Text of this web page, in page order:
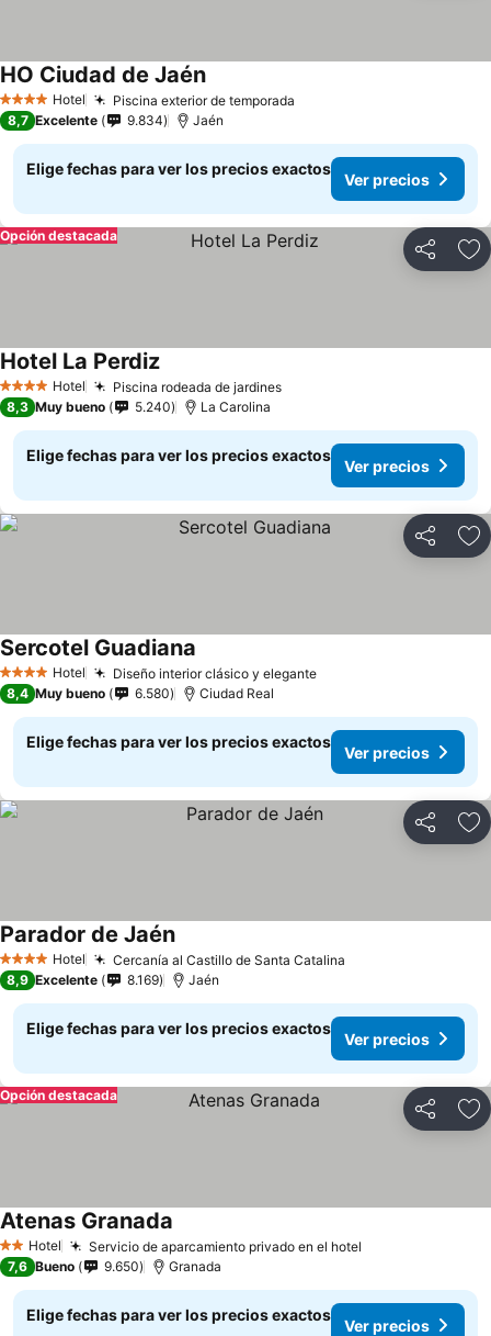
4 EstrellasHotel Piscina exterior de temporada
HO Ciudad de Jaén
8,7 Excelente 9.834 Jaén
Elige fechas para ver los precios exactos
Ver precios
Compartir
Opción destacada
4 EstrellasHotel Piscina rodeada de jardines
Hotel La Perdiz
8,3 Muy bueno 5.240 La Carolina
Elige fechas para ver los precios exactos
Ver precios
Compartir
4 EstrellasHotel Diseño interior clásico y elegante
Sercotel Guadiana
8,4 Muy bueno 6.580 Ciudad Real
Elige fechas para ver los precios exactos
Ver precios
Compartir
4 EstrellasHotel Cercanía al Castillo de Santa Catalina
Parador de Jaén
8,9 Excelente 8.169 Jaén
Elige fechas para ver los precios exactos
Ver precios
Compartir
Opción destacada
2 Estrellas
Hotel Servicio de aparcamiento privado en el hotel
Atenas Granada
7,6 Bueno 9.650 Granada
Elige fechas para ver los precios exactos
Ver precios